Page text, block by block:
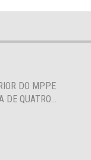
DO MPPE
DE QUATRO